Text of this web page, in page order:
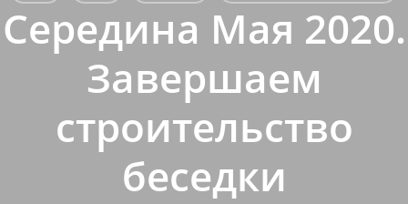
Середина Мая 2020.
Завершаем
строительство
беседки